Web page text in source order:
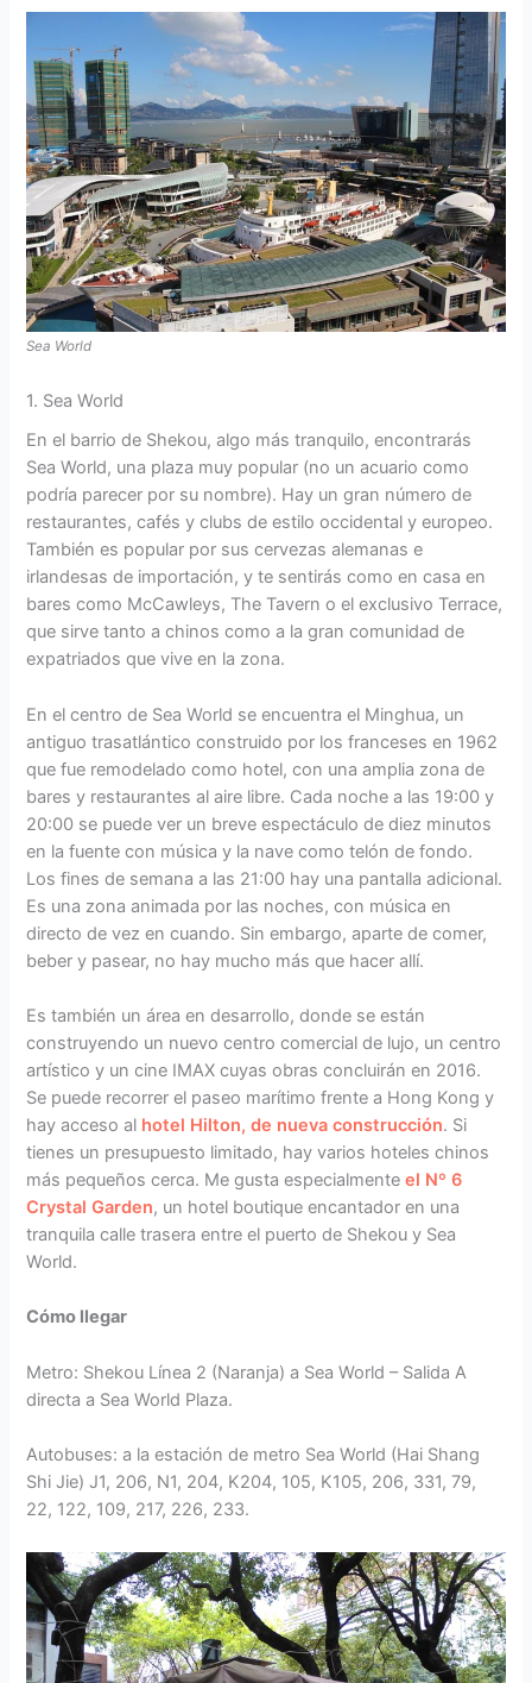
Sea World
1. Sea World
En el barrio de Shekou, algo más tranquilo, encontrarás
Sea World, una plaza muy popular (no un acuario como
podría parecer por su nombre). Hay un gran número de
restaurantes, cafés y clubs de estilo occidental y europeo.
También es popular por sus cervezas alemanas e
irlandesas de importación, y te sentirás como en casa en
bares como McCawleys, The Tavern o el exclusivo Terrace,
que sirve tanto a chinos como a la gran comunidad de
expatriados que vive en la zona.
En el centro de Sea World se encuentra el Minghua, un
antiguo trasatlántico construido por los franceses en 1962
que fue remodelado como hotel, con una amplia zona de
bares y restaurantes al aire libre. Cada noche a las 19:00 y
20:00 se puede ver un breve espectáculo de diez minutos
en la fuente con música y la nave como telón de fondo.
Los fines de semana a las 21:00 hay una pantalla adicional.
Es una zona animada por las noches, con música en
directo de vez en cuando. Sin embargo, aparte de comer,
beber y pasear, no hay mucho más que hacer allí.
Es también un área en desarrollo, donde se están
construyendo un nuevo centro comercial de lujo, un centro
artístico y un cine IMAX cuyas obras concluirán en 2016.
Se puede recorrer el paseo marítimo frente a Hong Kong y
hay acceso al hotel Hilton, de nueva construcción. Si
tienes un presupuesto limitado, hay varios hoteles chinos
más pequeños cerca. Me gusta especialmenteel Nº 6
Crystal Garden, un hotel boutique encantador en una
tranquila calle trasera entre el puerto de Shekou y Sea
World.
Cómo llegar
Metro: Shekou Línea 2 (Naranja) a Sea World – Salida A
directa a Sea World Plaza.
Autobuses: a la estación de metro Sea World (Hai Shang
Shi Jie) J1, 206, N1, 204, K204, 105, K105, 206, 331, 79,
22, 122, 109, 217, 226, 233.